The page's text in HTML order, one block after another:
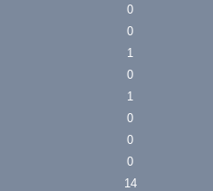
0
0
1
0
1
0
0
0
14